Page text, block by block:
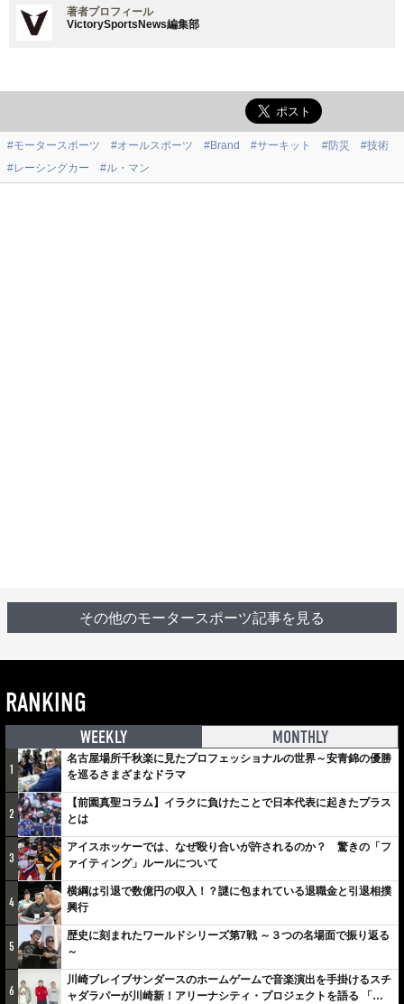
著者プロフィール
VictorySportsNews編集部
#モータースポーツ #オールスポーツ #Brand #サーキット #防災
#技術
#レーシングカー
#ル・マン
その他のモータースポーツ記事を見る
RANKING
WEEKLY MONTHLY
1
名古屋場所千秋楽に見たプロフェッショナルの世界～安青錦の優勝
を巡るさまざまなドラマ
2
【前園真聖コラム】イラクに負けたことで日本代表に起きたプラス
とは
3
アイスホッケーでは、なぜ殴り合いが許されるのか？ 驚きの「フ
ァイティング」ルールについて
4
横綱は引退で数億円の収入！？謎に包まれている退職金と引退相撲
興行
5
歴史に刻まれたワールドシリーズ第7戦 ～３つの名場面で振り返る
～
6
川崎ブレイブサンダースのホームゲームで音楽演出を手掛けるスチ
ャダラパーが川崎新！アリーナシティ・プロジェクトを語る 「楽